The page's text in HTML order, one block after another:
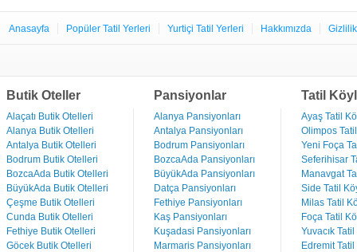
Anasayfa Popüler Tatil Yerleri Yurtiçi Tatil Yerleri Hakkımızda
Butik Oteller
Alaçatı Butik Otelleri
Alanya Butik Otelleri
Antalya Butik Otelleri
Bodrum Butik Otelleri
BozcaAda Butik Otelleri
BüyükAda Butik Otelleri
Çeşme Butik Otelleri
Cunda Butik Otelleri
Fethiye Butik Otelleri
Göcek Butik Otelleri
Pansiyonlar
Alanya Pansiyonları
Antalya Pansiyonları
Bodrum Pansiyonları
BozcaAda Pansiyonları
BüyükAda Pansiyonları
Datça Pansiyonları
Fethiye Pansiyonları
Kaş Pansiyonları
Kuşadasi Pansiyonları
Marmaris Pansiyonları
Tatil
Ayaş Tatil
Olimpos
Yeni Foça
Seferihisar
Manavgat
Side Tatil
Milas Tatil
Foça Tatil
Yuvacık
Edremit